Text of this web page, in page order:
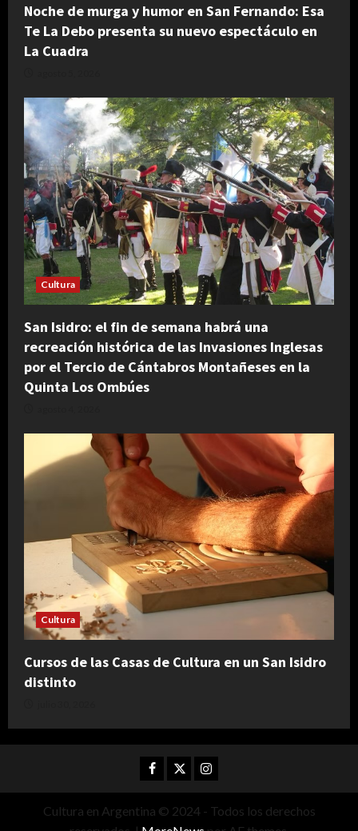
Noche de murga y humor en San Fernando: Esa
Te La Debo presenta su nuevo espectáculo en
La Cuadra
Cultura
San Isidro: el fin de semana habrá una
recreación histórica de las Invasiones Inglesas
por el Tercio de Cántabros Montañeses en la
Quinta Los Ombúes
Cultura
Cursos de las Casas de Cultura en un San Isidro
distinto
Facebook
TwitterInstagram
Cultura en Argentina © 2024 - Todos los derechos